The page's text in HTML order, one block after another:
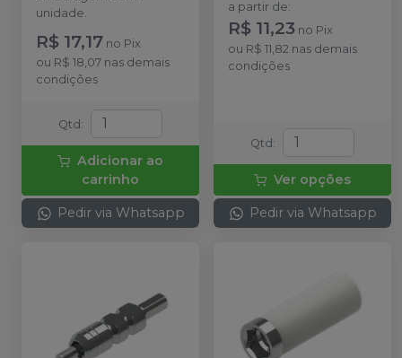
unidade.
R$ 17,17 no Pix
ou R$ 18,07 nas demais
condições
Qtd:
Adicionar ao
carrinho
Pedir via Whatsapp
a partir de:
R$ 11,23 no Pix
ou R$ 11,82 nas demais
condições
Qtd:
Ver opções
Pedir via Whatsapp